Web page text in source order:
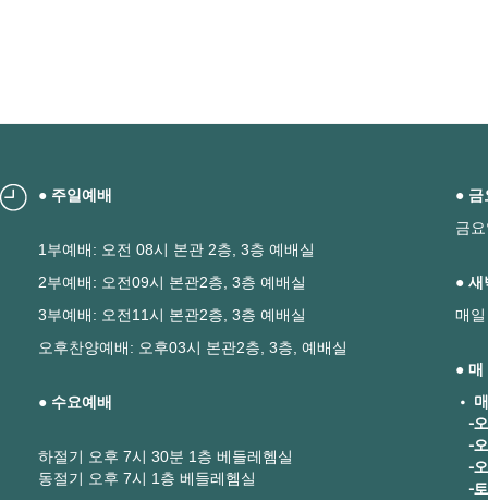
● 주일예배
1부예배: 오전 08시 본관 2층, 3층 예배실
2부예배: 오전09시 본관2층, 3층 예배실
3부예배: 오전11시 본관2층, 3층 예배실
오후찬양예배: 오후03시 본관2층, 3층, 예배실
● 수요예배
하절기 오후 7시 30분 1층 베들레헴실
동절기 오후 7시 1층 베들레헴실
● 금
금
● 새
매
● 매
•
-오
-오
-오
-토